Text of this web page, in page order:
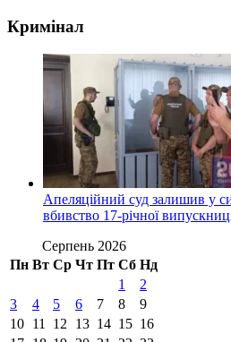
Кримінал
Апеляційний суд залишив у
вбивство 17-річної
Серпень 2026
Пн Вт Ср Чт Пт Сб Нд
1
2
3
4 5 6 7 8
9
10 11 12 13 14 15 16